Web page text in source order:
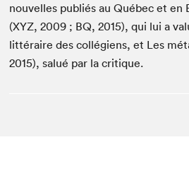
nouvelles publiés au Québec et en
(XYZ, 2009 ; BQ, 2015), qui lui a
littéraire des collégiens, et Les
2015), salué par la critique.